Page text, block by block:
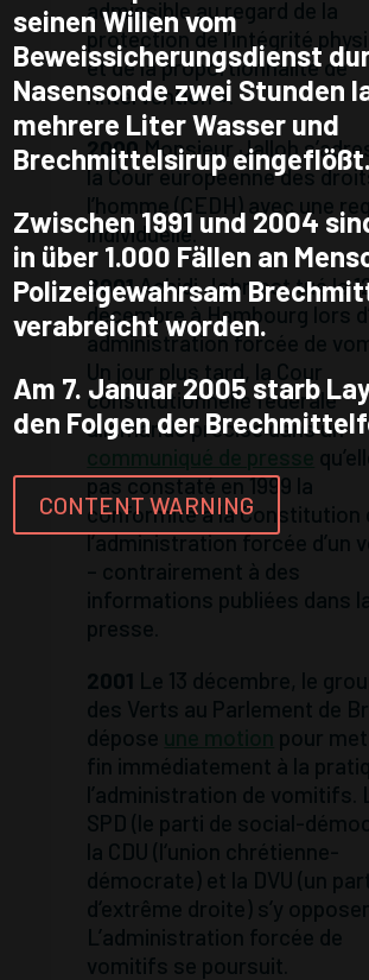
admissible au regard de la
protection de l’intégrité
et de la proportionnalité de
l‘intervention ».
2000Monsieur Jalloh
la Cour européenne des
l’homme (CEDH) avec une
individuelle.
2001Achidi John est tué le
décembre à Hambourg lors
administration forcée de
Un jour plus tard, la Cour
constitutionnelle fédérale
allemande précise dans un
pas constaté en 1999 la
conformité à la Constitution
l’administration forcée d’un
– contrairement à des
informations publiées dans
presse.
2001 Le 13 décembre, le
des Verts au Parlement de
dépose
pour
fin immédiatement à la
l’administration de vomitifs.
SPD (le parti de social-
la CDU (l‘union chrétienne-
démocrate) et la DVU (un
d‘extrême droite) s’y
L’administration forcée de
vomitifs se poursuit.
seinen Willen vom
Beweissicherungsdienst
Nasensonde zwei Stunden
mehrere Liter Wasser und
Brechmittelsirup
Zwischen 1991 und 2004
in über 1.000 Fällen an
Polizeigewahrsam
verabreicht worden.
Am 7. Januar 2005 starb
den Folgen der
CONTENT WARNING